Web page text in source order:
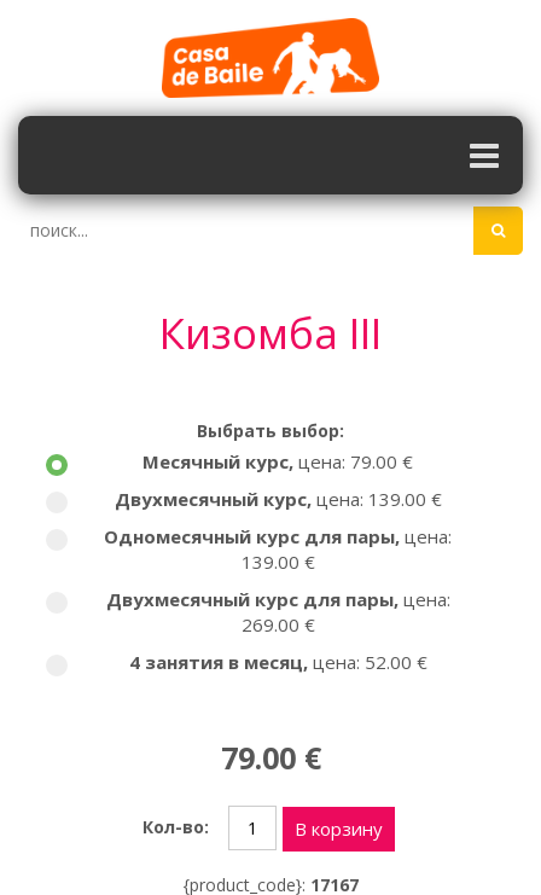
Кизомба III
Выбрать выбор:
Месячный курс, цена: 79.00 €
Двухмесячный курс, цена: 139.00 €
Одномесячный курс для пары, цена:
139.00 €
Двухмесячный курс для пары, цена:
269.00 €
4 занятия в месяц, цена: 52.00 €
79.00 €
Кол-во: В корзину
{product_code}: 17167